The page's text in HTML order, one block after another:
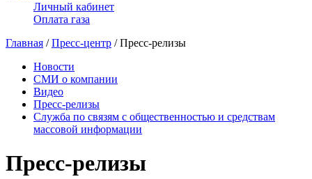
Личный кабинет
Оплата газа
Главная /Пресс-центр / Пресс-релизы
Новости
СМИ о компании
Видео
Пресс-релизы
Служба по связям с общественностью и средствам
массовой информации
Пресс-релизы